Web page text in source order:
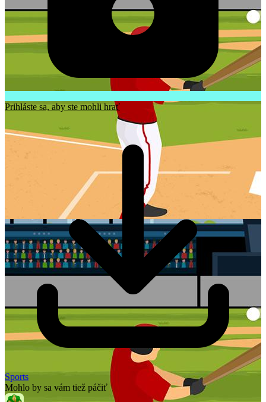
Prihláste sa, aby ste mohli hrať
Sports
Mohlo by sa vám tiež páčiť